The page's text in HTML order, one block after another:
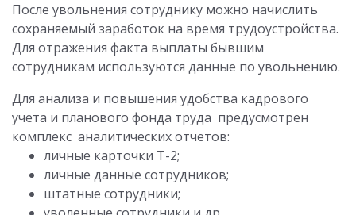
После увольнения сотруднику можно начислить
сохраняемый заработок на время трудоустройства.
Для отражения факта выплаты бывшим
сотрудникам используются данные по увольнению.
Для анализа и повышения удобства кадрового
учета и планового фонда труда предусмотрен
комплекс аналитических отчетов:
личные карточки Т-2;
личные данные сотрудников;
штатные сотрудники;